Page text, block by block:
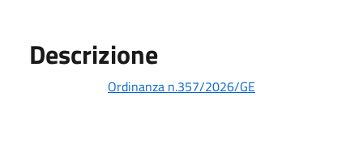
Descrizione
Ordinanza n.357/2026/GE